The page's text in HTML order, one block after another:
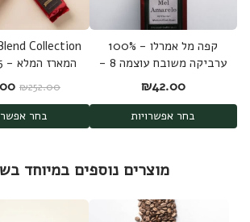
קפה מל אמרלו - 100%
ערביקה משובח עוצמה 8 -
Mel Amarelo
₪42.00
בחר אפשרויות
Collection
היוקרה:
אינדונזיה,
1.25 ק"ג
₪252.00
בחר
מוצרים נוספים במיוחד